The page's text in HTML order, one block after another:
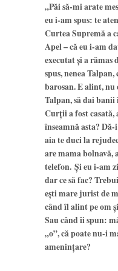
„Păi să-mi arate
eu i-am spus: te
Curtea Supremă a
Apel – că eu i-am
executat și a
spus, nenea
barosan. E alint, nu
Talpan, să dai
Curţii a fost casată,
înseamnă asta?
aia te duci la
are mama bolnavă,
telefon. Şi eu i-am
dar ce să fac?
eşti mare jurist de
când îl alint pe om
Sau când îi spun:
„o”, că poate nu-i
ameninţare?